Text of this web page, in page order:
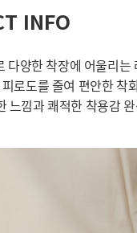
INFO
양한 착장에 어울리는
로도를 줄여 편안한 착
느낌과 쾌적한 착용감